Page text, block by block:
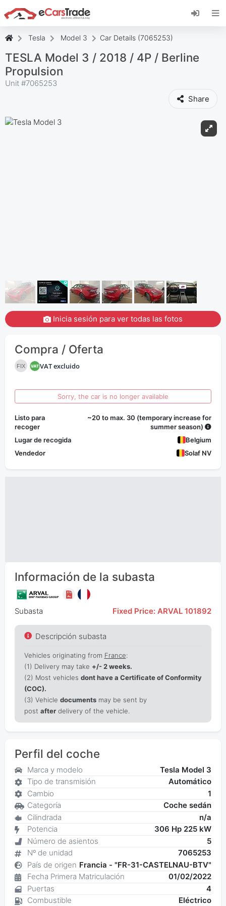
Instala la aplicación web de eCarsTrade,
añádela a tu pantalla de inicio y recibe
Tesla Model 3 Car Details (7065253)
TESLA Model 3 / 2018 / 4P / Berline
Propulsion
Unit #7065253
Share
Inicia sesión para ver todas las fotos
Compra / Oferta
FIX VAT excluido
Sorry, the car is no longer available
Listo para
recoger
~20 to max. 30 (temporary increase for
summer season)
Lugar de recogida
Belgium
Vendedor
Solaf NV
Información de la subasta
Subasta Fixed Price: ARVAL 101892
Descripción subasta
Vehicles originating from France:
(1) Delivery may take +/- 2 weeks.
(2) Most vehicles dont have a Certificate of Conformity
(COC).
(3) Vehicle documentsmay be sent by
post afterdelivery of the vehicle.
Perfil del coche
Marca y modelo
Tesla Model 3
Tipo de transmisión
Automático
Cambio
1
Categoría
Coche sedán
Cilindrada
n/a
Potencia
306 Hp 225 kW
Número de asientos
5
Nº de unidad
7065253
País de origen Francia - "FR-31-CASTELNAU-BTV"
Fecha Primera Matriculación
01/02/2022
Puertas
4
Combustible
Eléctrico